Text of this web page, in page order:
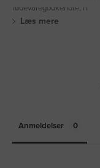
fødevaregodkendte, h
Læs mere
Anmeldelser